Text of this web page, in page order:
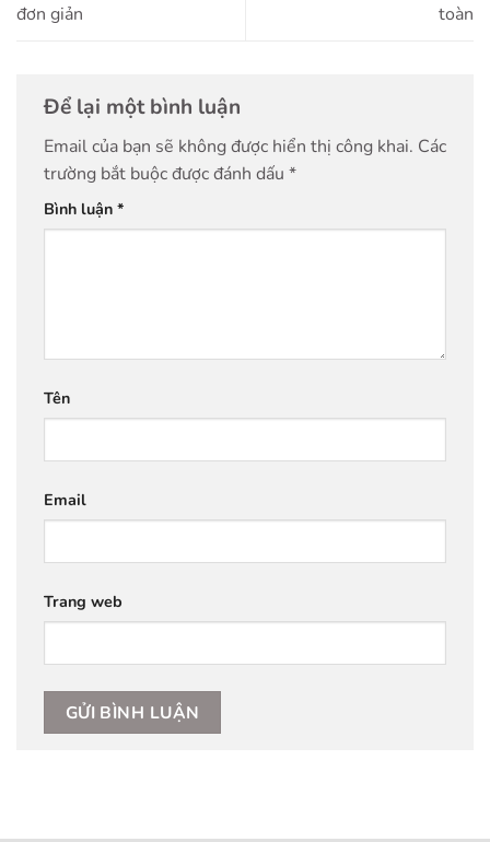
đơn giản
toàn
Để lại một bình luận
Email của bạn sẽ không được hiển thị công khai. Các
trường bắt buộc được đánh dấu *
Bình luận *
Tên
Email
Trang web